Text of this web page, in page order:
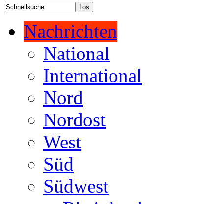
Nachrichten
National
International
Nord
Nordost
West
Süd
Südwest